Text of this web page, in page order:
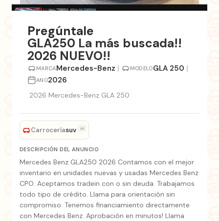
Pregúntale
GLA250 La más buscada!!
2026 NUEVO!!
MARCAMercedes-Benz | MODELOGLA 250 |
ANO2026
2026 Mercedes-Benz GLA 250
Carroceríasuv AI
DESCRIPCIÓN DEL ANUNCIO
Mercedes Benz GLA250 2026 Contamos con el mejor
inventario en unidades nuevas y usadas Mercedes Benz
CPO. Aceptamos tradein con o sin deuda. Trabajamos
todo tipo de crédito. Llama para orientación sin
compromiso. Tenemos financiamiento directamente
con Mercedes Benz. Aprobación en minutos! Llama